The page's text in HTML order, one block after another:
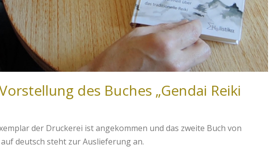
des Buches „Gendai Reiki
der Druckerei ist angekommen und das zweite Buch von
deutsch steht zur Auslieferung an.